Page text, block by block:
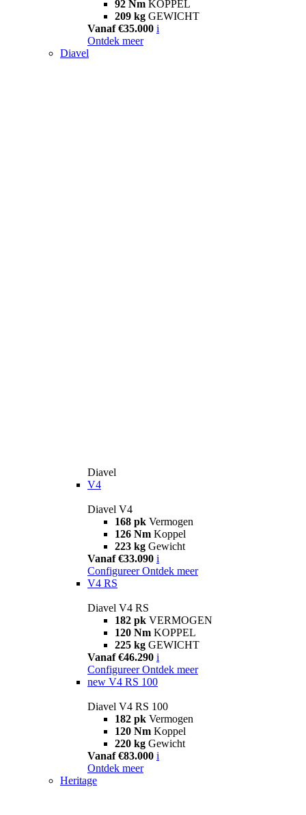
92 Nm KOPPEL
209 kg GEWICHT
Vanaf €35.000 i
Ontdek meer
Diavel
Diavel
V4
Diavel V4
168 pk Vermogen
126 Nm Koppel
223 kg Gewicht
Vanaf €33.090 i
Configureer Ontdek meer
V4 RS
Diavel V4 RS
182 pk VERMOGEN
120 Nm KOPPEL
225 kg GEWICHT
Vanaf €46.290 i
Configureer Ontdek meer
new V4 RS 100
Diavel V4 RS 100
182 pk Vermogen
120 Nm Koppel
220 kg Gewicht
Vanaf €83.000 i
Ontdek meer
Heritage